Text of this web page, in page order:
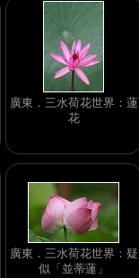
廣東．三水荷花世界：蓮
花
廣東．三水荷花世界：疑
似「並蒂蓮」